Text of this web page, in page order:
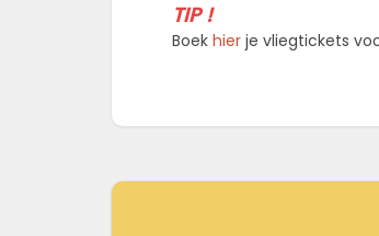
TIP !
Boek hier je vliegtickets